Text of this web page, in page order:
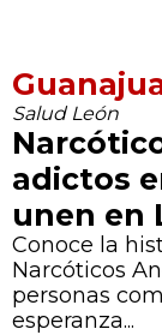
Salud León
adictos
unen en
Conoce la
Narcóticos
personas
esperanza...